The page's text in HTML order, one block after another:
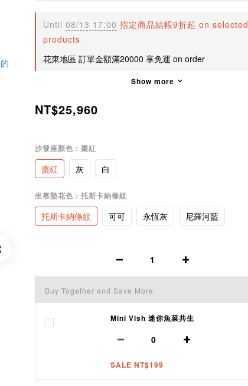
Until 08/13 17:00 指定商品結帳9折起 on selected
products
花東地區 訂單金額滿20000 享免運 on order
Show more
NT$25,960
沙發座顏色 : 棗紅
棗紅 灰 白
坐靠墊花色 : 托斯卡納條紋
托斯卡納條紋 可可 永恆灰 尼羅河藍
Buy Together and Save More
Mini Vish 迷你魚菜共生
SALE NT$199